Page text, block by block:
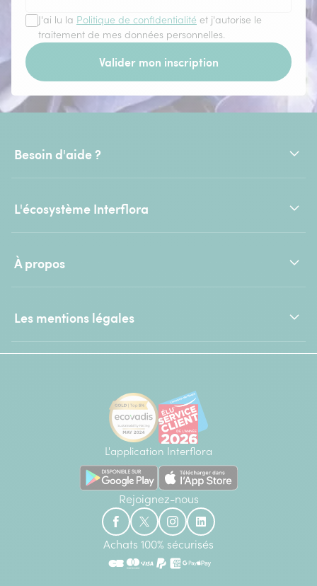
J'ai lu la Politique de confidentialité et j'autorise le
traitement de mes données personnelles.
Valider mon inscription
Besoin d'aide ?
L'écosystème Interflora
À propos
Les mentions légales
L'application Interflora
Rejoignez-nous
Achats 100% sécurisés